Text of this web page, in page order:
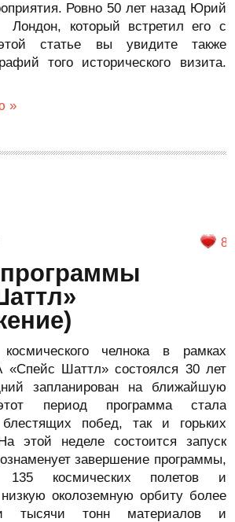
Ровно 50 лет назад Юрий
Лондон, который встретил его с
статье вы увидите также
того исторического визита.
»
8
челнока в рамках
Шаттл» состоялся 30 лет
запланирован на ближайшую
период программа стала
побед, так и горьких
этой неделе состоится запуск
завершение программы,
135 космических полетов и
околоземную орбиту более
тысячи тонн материалов и